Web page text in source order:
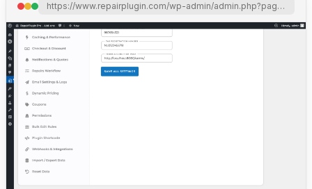
https://www.repairplugin.com/wp-admin/admin.php?page=wp_repair_settings&section=general_info